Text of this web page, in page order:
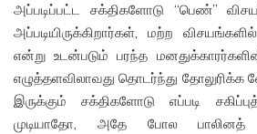
அப்படிப்பட்ட சக்திகளோடு “பெண்”
அப்படியிருக்கிறார்கள், மற்ற
என்று உடன்படும் பரந்த
எழுத்தளவிலாவது தொடர்ந்து தோலுரிக்க
இருக்கும் சக்திகளோடு எப்படி
முடியாதோ, அதே போல பாலினத்